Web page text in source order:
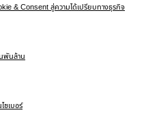
& Consent สู่ความได้เปรียบทางธุรกิจ
พันล้าน
ซเบอร์